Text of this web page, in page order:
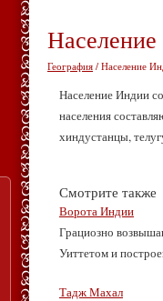
География / Население
Население Индии
населения
хиндустанцы,
Смотрите также
Ворота Индии
Грациозно
Уиттетом и
Тадж Махал